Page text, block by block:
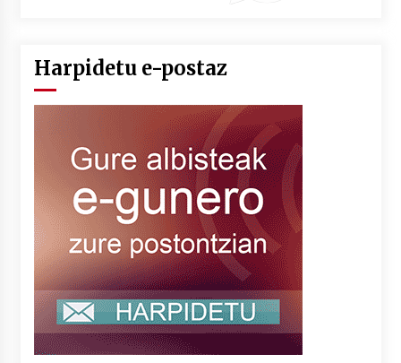
Harpidetu e-postaz